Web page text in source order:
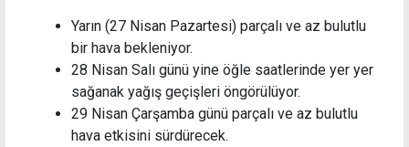
Yarın (27 Nisan Pazartesi) parçalı ve az bulutlu
bir hava bekleniyor.
28 Nisan Salı günü yine öğle saatlerinde yer yer
sağanak yağış geçişleri öngörülüyor.
29 Nisan Çarşamba günü parçalı ve az bulutlu
hava etkisini sürdürecek.